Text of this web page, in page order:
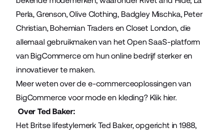
Perla, Grenson,Olive Clothing, Badgley Mischka, Peter
Christian, Bohemian TradersenCloset London, die
allemaal gebruikmaken van het Open SaaS-platform
van BigCommerce om hun online bedrijf sterker en
innovatiever te maken.
Meer weten over de e-commerceoplossingen van
BigCommerce voor mode en kleding? Klik hier.
Over Ted Baker:
Het Britse lifestylemerk Ted Baker, opgericht in 1988,